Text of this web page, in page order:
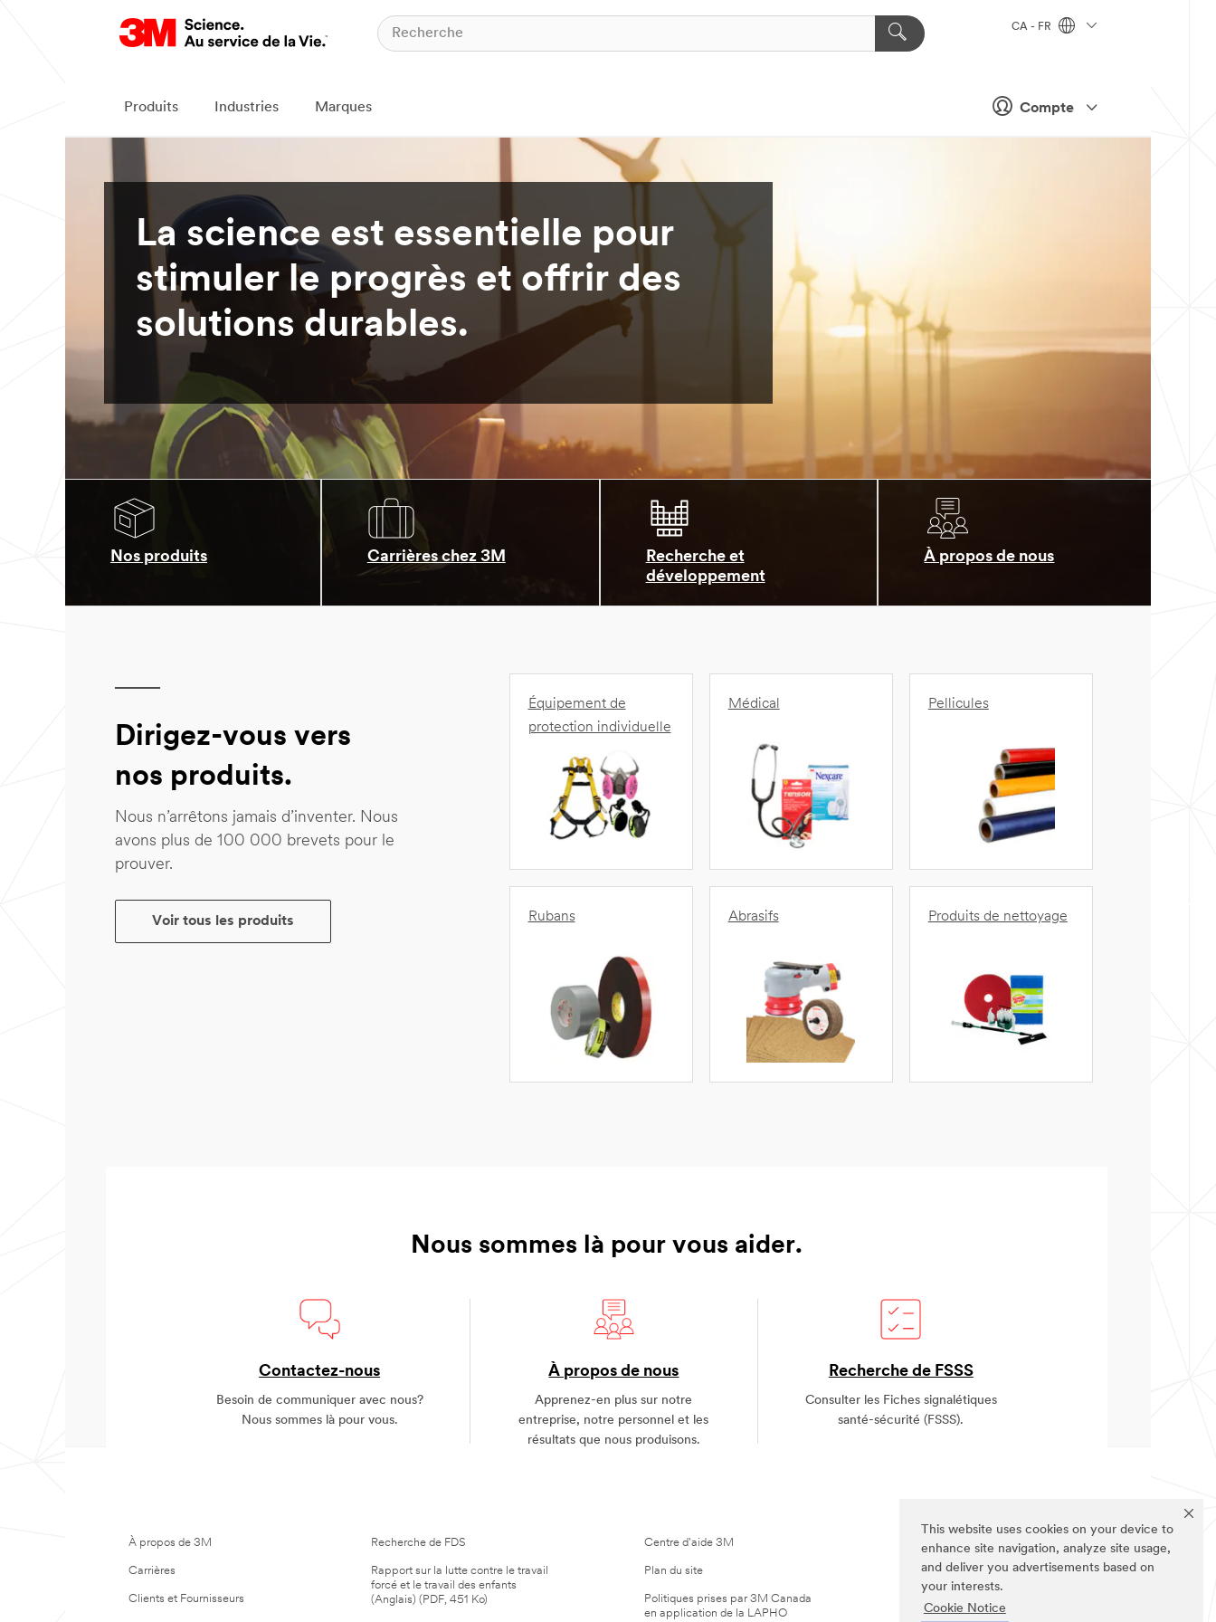
This website uses cookies on your device to
enhance site navigation, analyze site usage,
and deliver you advertisements based on
your interests.
Cookie Notice
Compte
CA - FR
Produits Industries Marques
La science est essentielle pour
stimuler le progrès et offrir des
solutions durables.
Nos produits Carrières chez 3M
Recherche et
développement
À propos de nous
Dirigez-vous vers
nos produits.
Nous n’arrêtons jamais d’inventer. Nous
avons plus de 100 000 brevets pour le
prouver.
Voir tous les produits
Équipement de
protection individuelle
Médical Pellicules
Rubans Abrasifs Produits de nettoyage
Nous sommes là pour vous aider.
Contactez-nous
Besoin de communiquer avec nous?
Nous sommes là pour vous.
À propos de nous
Apprenez-en plus sur notre
entreprise, notre personnel et les
résultats que nous produisons.
Recherche de FSSS
Consulter les Fiches signalétiques
santé-sécurité (FSSS).
À propos de 3M
Carrières
Clients et Fournisseurs
Recherche de FDS
Rapport sur la lutte contre le travail
forcé et le travail des enfants
(Anglais) (PDF, 451 Ko)
Centre d'aide 3M
Plan du site
Politiques prises par 3M Canada
en application de la LAPHO